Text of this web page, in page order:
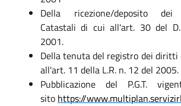
Della ricezione/deposito dei
Catastali di cui all'art. 30 del
2001.
Della tenuta del registro dei diritti
all'art. 11 della L.R. n. 12 del 2005.
Pubblicazione del P.G.T.
sito https://